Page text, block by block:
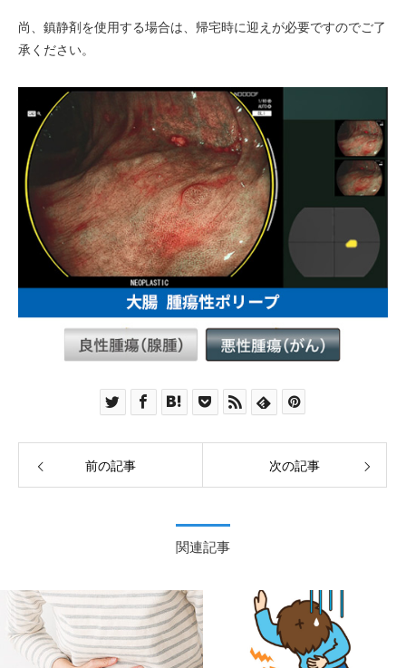
尚、鎮静剤を使用する場合は、帰宅時に迎えが必要ですのでご了
承ください。
前の記事 次の記事
関連記事